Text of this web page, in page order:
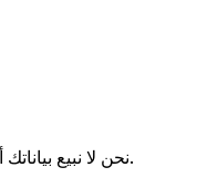
نحن لا نبيع بياناتك أبدًا - يمكنك حذف حسابك في أي وقت.